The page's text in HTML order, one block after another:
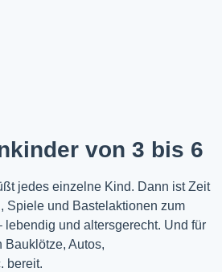
von 3 bis 6
jedes einzelne Kind. Dann ist Zeit
Spiele und Bastelaktionen zum
lebendig und altersgerecht. Und für
Autos,
bereit.